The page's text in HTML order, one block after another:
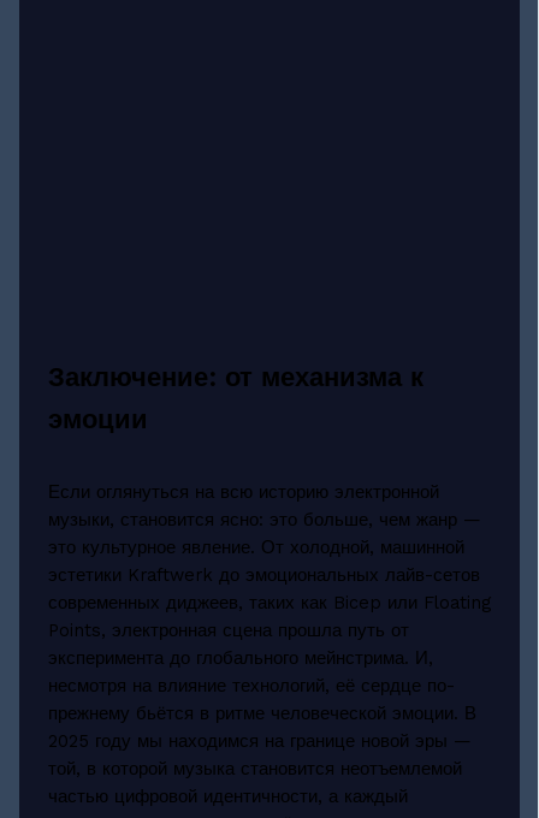
Заключение: от механизма к
эмоции
Если оглянуться на всю историю электронной
музыки, становится ясно: это больше, чем жанр —
это культурное явление. От холодной, машинной
эстетики Kraftwerk до эмоциональных лайв-сетов
современных диджеев, таких как Bicep или Floating
Points, электронная сцена прошла путь от
эксперимента до глобального мейнстрима. И,
несмотря на влияние технологий, её сердце по-
прежнему бьётся в ритме человеческой эмоции. В
2025 году мы находимся на границе новой эры —
той, в которой музыка становится неотъемлемой
частью цифровой идентичности, а каждый